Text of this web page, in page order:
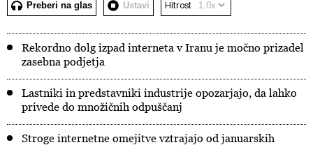
Preberi na glas Ustavi Hitrost
Rekordno dolg izpad interneta v Iranu je močno prizadel
zasebna podjetja
Lastniki in predstavniki industrije opozarjajo, da lahko
privede do množičnih odpuščanj
Stroge internetne omejitve vztrajajo od januarskih